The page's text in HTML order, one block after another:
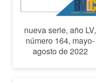
nueva serie, año LV,
número 164, mayo-
agosto de 2022